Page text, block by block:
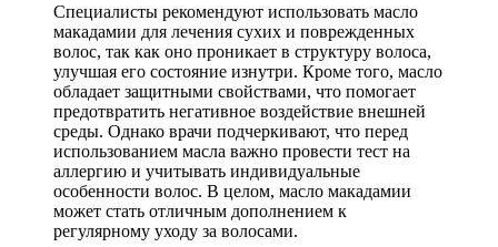
Специалисты рекомендуют использовать масло
макадамии для лечения сухих и поврежденных
волос, так как оно проникает в структуру волоса,
улучшая его состояние изнутри. Кроме того, масло
обладает защитными свойствами, что помогает
предотвратить негативное воздействие внешней
среды. Однако врачи подчеркивают, что перед
использованием масла важно провести тест на
аллергию и учитывать индивидуальные
особенности волос. В целом, масло макадамии
может стать отличным дополнением к
регулярному уходу за волосами.